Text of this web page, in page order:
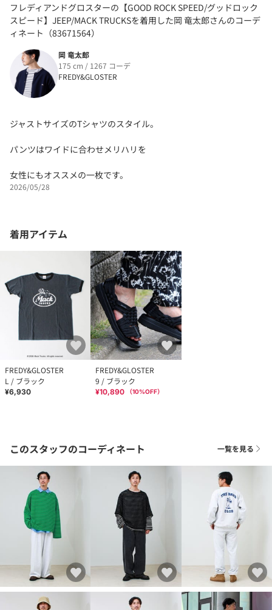
フレディアンドグロスターの【GOOD ROCK SPEED/グッドロック
スピード】JEEP/MACK TRUCKSを着用した岡 竜太郎さんのコーデ
ィネート（83671564）
岡 竜太郎
175 cm / 1267 コーデ
FREDY&GLOSTER
ジャストサイズのTシャツのスタイル。
パンツはワイドに合わせメリハリを
女性にもオススメの一枚です。
2026/05/28
着用アイテム
FREDY&GLOSTER
L / ブラック
¥6,930
FREDY&GLOSTER
9 / ブラック
¥10,890 （10%OFF）
このスタッフのコーディネート 一覧を見る